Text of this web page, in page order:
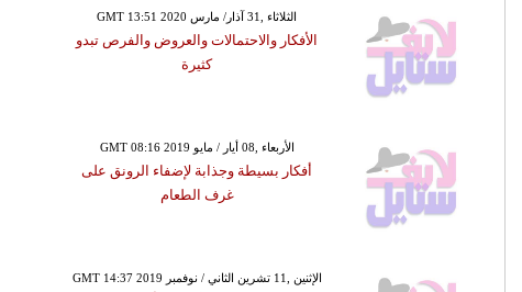
GMT 13:51 2020 الثلاثاء ,31 آذار/ مارس
الأفكار والاحتمالات والعروض والفرص تبدو
كثيرة
GMT 08:16 2019 الأربعاء ,08 أيار / مايو
أفكار بسيطة وجذابة لإضفاء الرونق على
غرف الطعام
GMT 14:37 2019 الإثنين ,11 تشرين الثاني / نوفمبر